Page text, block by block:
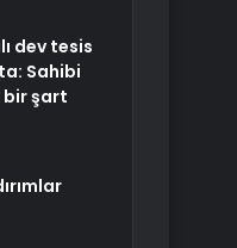
dev tesis
Sahibi
bir şart